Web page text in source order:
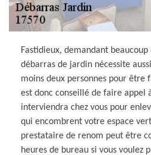
Fastidieux, demandant beaucoup
débarras de jardin nécessite
moins deux personnes pour être
est donc conseillé de faire appel
interviendra chez vous pour
qui encombrent votre espace
prestataire de renom peut être
heures de bureau si vous voulez